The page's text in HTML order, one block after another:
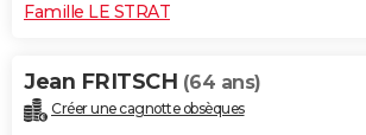
Famille LE STRAT
Jean FRITSCH (64 ans)
Créer une cagnotte obsèques